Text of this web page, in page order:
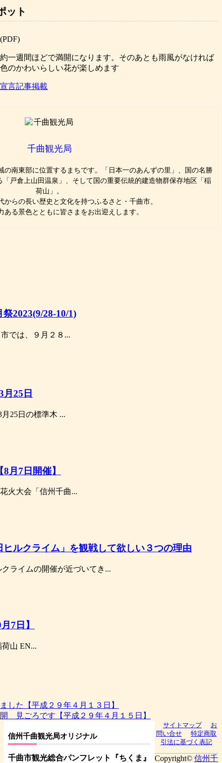
ット
(PDF)
一週間ほどで満開になります。そのあとも雨風がなければ
のかわいらしい花が楽しめます
言記事掲載
千曲観光局
の南東部に位置するまちです。「日本一のあんずの里」、国の名勝
戸倉上山田温泉」、そして国の重要伝統的建造物群保存地区「稲
荷山」。
からの長い歴史と文化を持つふるさと・千曲市。
ある景色とともに皆さまをお出迎えします。
2023(9/28-10/1)
では、９月２８...
25日
25日の標準木 ...
月7日開催】
火大会「信州千曲...
ルクライム」を観戦して欲しい３つの理由
ライムの開催が近づいてき...
7日】
山 EN...
た【平成２９年４月１３日】
見ごろです【平成２９年４月１５日】
信州千曲観光局オリジナル
千曲市観光総合パンフレット 『ちくま 』
サイトマップ
お
問い合せ
特定商取
引法に基づく表記
Copyright© 信州千